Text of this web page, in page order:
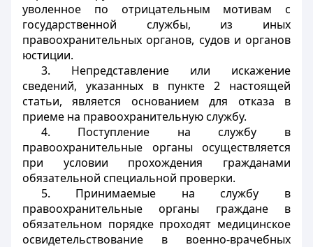
уволенное по отрицательным мотивам с
государственной службы, из иных
правоохранительных органов, судов и органов
юстиции.
3. Непредставление или искажение
сведений, указанных в пункте 2 настоящей
статьи, является основанием для отказа в
приеме на правоохранительную службу.
4. Поступление на службу в
правоохранительные органы осуществляется
при условии прохождения гражданами
обязательной специальной проверки.
5. Принимаемые на службу в
правоохранительные органы граждане в
обязательном порядке проходят медицинское
освидетельствование в военно-врачебных